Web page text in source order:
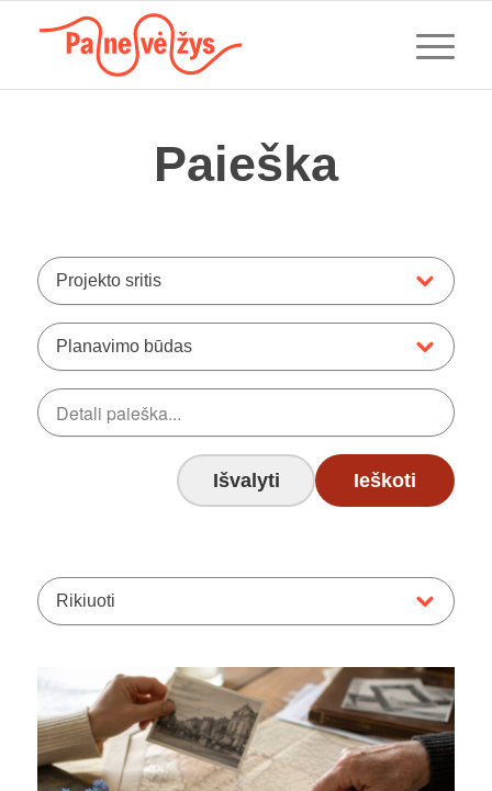
Paieška
Projekto sritis
Planavimo būdas
Išvalyti Ieškoti
Rikiuoti